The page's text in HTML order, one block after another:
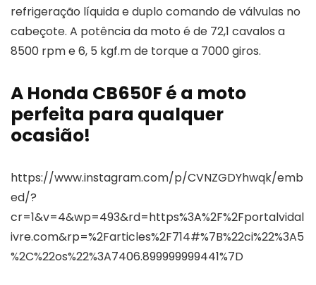
refrigeração líquida e duplo comando de válvulas no
cabeçote. A potência da moto é de 72,1 cavalos a
8500 rpm e 6, 5 kgf.m de torque a 7000 giros.
A Honda CB650F é a moto
perfeita para qualquer
ocasião!
https://www.instagram.com/p/CVNZGDYhwqk/emb
ed/?
cr=1&v=4&wp=493&rd=https%3A%2F%2Fportalvidal
ivre.com&rp=%2Farticles%2F714#%7B%22ci%22%3A5
%2C%22os%22%3A7406.899999999441%7D